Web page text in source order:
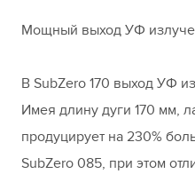
Мощный выход УФ
В SubZero 170 выход УФ
Имея длину дуги 170 мм,
продуцирует на 230%
SubZero 085, при этом